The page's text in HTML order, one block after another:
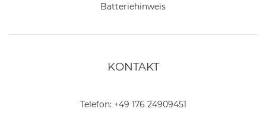
Batteriehinweis
KONTAKT
Telefon: +49 176 24909451